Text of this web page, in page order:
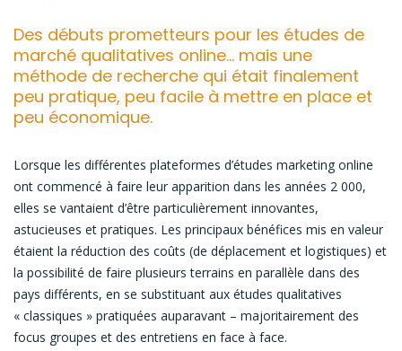
Des débuts prometteurs pour les études de
marché qualitatives online… mais une
méthode de recherche qui était finalement
peu pratique, peu facile à mettre en place et
peu économique.
Lorsque les différentes plateformes d’études marketing online
ont commencé à faire leur apparition dans les années 2 000,
elles se vantaient d’être particulièrement innovantes,
astucieuses et pratiques. Les principaux bénéfices mis en valeur
étaient la réduction des coûts (de déplacement et logistiques) et
la possibilité de faire plusieurs terrains en parallèle dans des
pays différents, en se substituant aux études qualitatives
« classiques » pratiquées auparavant – majoritairement des
focus groupes et des entretiens en face à face.